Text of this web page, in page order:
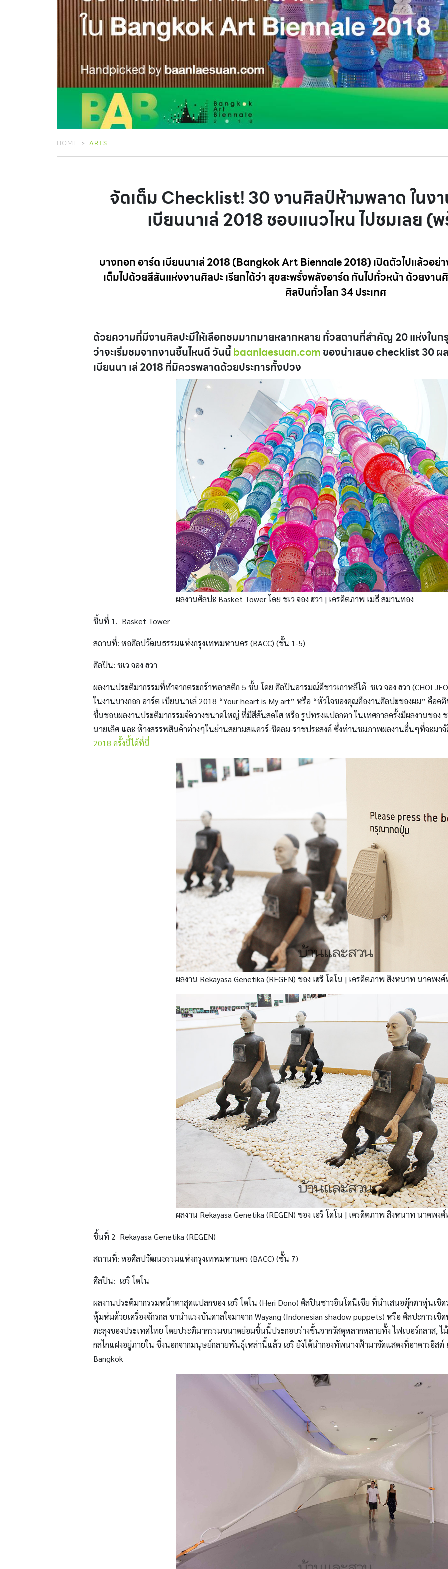
HOME ARTS
จัดเต็ม Checklist! 30 งานศิลป์ห้ามพลาด ในง
เบียนนาเล่ 2018 ชอบแนวไหน ไปชมเลย
บางกอก อาร์ต เบียนนาเล่ 2018 (Bangkok Art Biennale 2018) เปิดตัวไปแล้วอย่
เต็มไปด้วยสีสันแห่งงานศิลปะ เรียกได้ว่า สุขสะพรั่งพลังอาร์ต กันไปทั่วหน้า ด้วยงา
ศิลปินทั่วโลก 34 ประเทศ
ด้วยความที่มีงานศิลปะมีให้เลือกชมมากมายหลากหลาย ทั่วสถานที่สำคัญ 20 แห่งในก
ว่าจะเริ่มชมจากงานชิ้นไหนดี วันนี้baanlaesuan.comของนำเสนอ checklist 30 ผ
เบียนนา เล่ 2018 ที่มิควรพลาดด้วยประการทั้งปวง
ผลงานศิลปะ Basket Tower โดย ชเว จอง ฮวา | เครดิตภาพ เมธี สมานทอง
ชิ้นที่ 1. Basket Tower
สถานที่: หอศิลปวัฒนธรรมแห่งกรุงเทพมหานคร (BACC) (ชั้น 1-5)
ศิลปิน: ชเว จอง ฮวา
ผลงานประติมากรรมที่ทำจากตระกร้าพลาสติก 5 ชั้น โดย ศิลปินอารมณ์ดีชาวเกาหลีใต้ ชเว จอง ฮวา (CHOI
ในงานบางกอก อาร์ต เบียนนาเล่ 2018 “Your heart is My art” หรือ “หัวใจของคุณคืองานศิลปะของผม” คือค
ชื่นชอบผลงานประติมากรรมจัดวางขนาดใหญ่ ที่มีสีสันสดใส หรือ รูปทรงแปลกตา ในเทศกาลครั้งมีผลงานของ
นายเลิศ และ ห้างสรรพสินค้าต่างๆในย่านสยามสแควร์-ชิดลม-ราชประสงค์ ซึ่งท่านชมภาพผลงานอื่นๆที่จะมา
2018 ครั้งนี้ได้ที่นี่
ผลงาน Rekayasa Genetika (REGEN) ของ เฮริ โดโน | เครดิตภาพ สิงหนาท นาคพง
ผลงาน Rekayasa Genetika (REGEN) ของ เฮริ โดโน | เครดิตภาพ สิงหนาท นาคพง
ชิ้นที่ 2 Rekayasa Genetika (REGEN)
สถานที่: หอศิลปวัฒนธรรมแห่งกรุงเทพมหานคร (BACC) (ชั้น 7)
ศิลปิน: เฮริ โดโน
ผลงานประติมากรรมหน้าตาสุดแปลกของ เฮริ โดโน (Heri Dono) ศิลปินชาวอินโดนีเซีย ที่นำเสนอตุ๊กตาหุ่นเ
หุ้มห่มด้วยเครื่องจักรกล ขานำแรงบันดาลใจมาจาก Wayang (Indonesian shadow puppets) หรือ ศิลปะการ
ตะลุงของประเทศไทย โดยประติมากรรมขนาดย่อมชิ้นนี้ประกอบร่างขึ้นจากวัสดุหลากหลายทั้ง ไฟเบอร์กลาส,
กลไกแฝงอยู่ภายใน ซึ่งนอกจากมนุษย์กลายพันธุ์เหล่านี้แล้ว เฮริ ยังได้นำกองทัพนางฟ้ามาจัดแสดงที่อาคารอีสต์
Bangkok